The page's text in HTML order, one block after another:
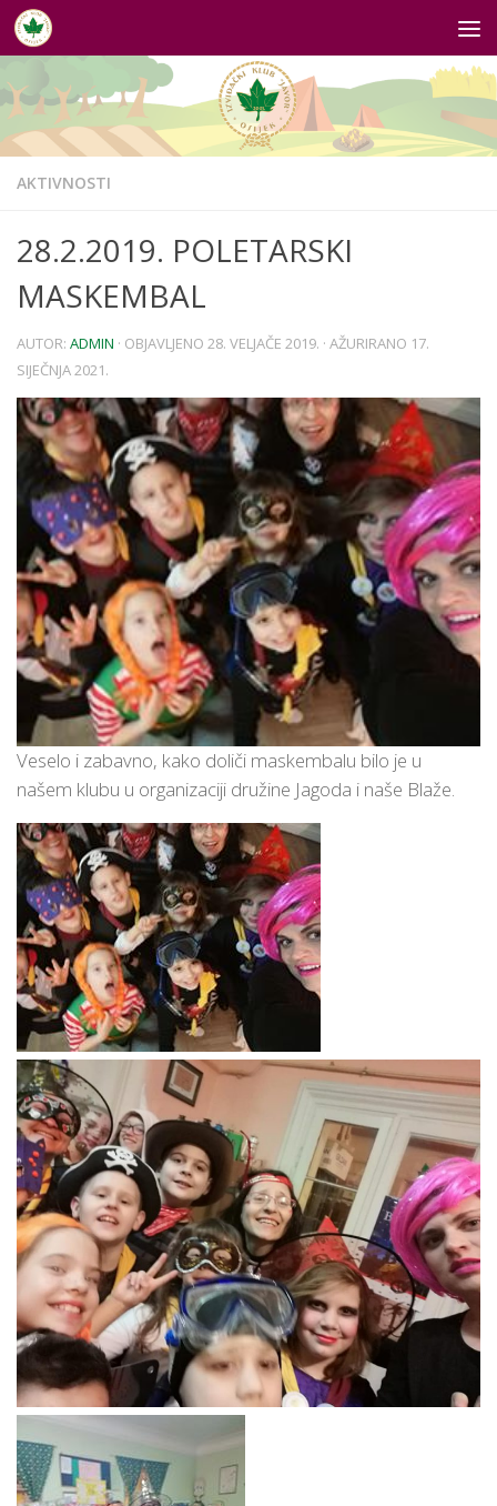
Skip to content
AKTIVNOSTI
28.2.2019. POLETARSKI
MASKEMBAL
AUTOR: ADMIN · OBJAVLJENO 28. VELJAČE 2019. · AŽURIRANO 17.
SIJEČNJA 2021.
Veselo i zabavno, kako doliči maskembalu bilo je u
našem klubu u organizaciji družine Jagoda i naše Blaže.